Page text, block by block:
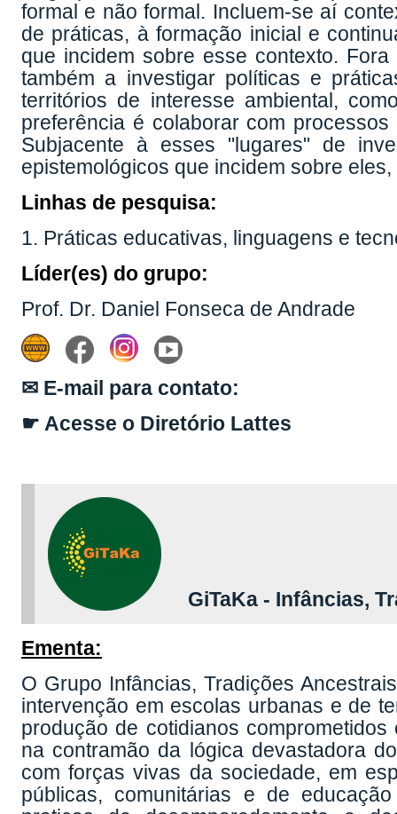
formal e não formal. Incluem-se aí
de práticas, à formação inicial e
que incidem sobre esse contexto.
também a investigar políticas e
territórios de interesse ambiental,
preferência é colaborar com
Subjacente à esses "lugares" de
epistemológicos que incidem sobre
Linhas de pesquisa:
1. Práticas educativas, linguagens e
Líder(es) do grupo:
Prof. Dr. Daniel Fonseca de Andrade
✉ E-mail para contato:
☛ Acesse o Diretório Lattes
GiTaKa - Infâncias,
Ementa:
O Grupo Infâncias, Tradições
intervenção em escolas urbanas e de
produção de cotidianos
na contramão da lógica devastadora
com forças vivas da sociedade, em
públicas, comunitárias e de